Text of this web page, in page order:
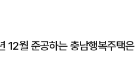
12월 준공하는 충남행복주택